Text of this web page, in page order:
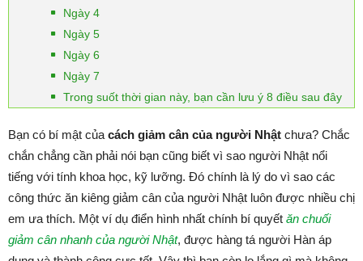
Ngày 4
Ngày 5
Ngày 6
Ngày 7
Trong suốt thời gian này, bạn cần lưu ý 8 điều sau đây
Bạn có bí mật của cách giảm cân của người Nhật chưa? Chắc
chắn chẳng cần phải nói bạn cũng biết vì sao người Nhật nổi
tiếng với tính khoa học, kỹ lưỡng. Đó chính là lý do vì sao các
công thức ăn kiêng giảm cân của người Nhật luôn được nhiều chị
em ưa thích. Một ví dụ điển hình nhất chính bí quyết ăn chuối
giảm cân nhanh của người Nhật, được hàng tá người Hàn áp